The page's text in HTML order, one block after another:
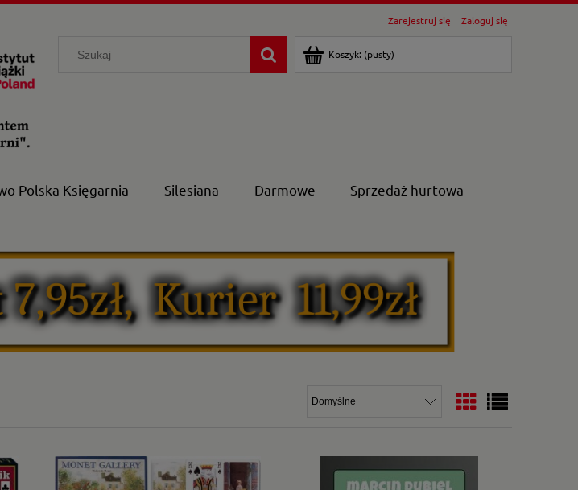
Zarejestruj się Zaloguj się
Koszyk: (pusty)
Polska Księgarnia Silesiana Darmowe Sprzedaż hurtowa